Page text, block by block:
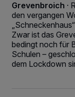
Grevenbroich ·
den vergangen
Zwar ist das
bedingt noch für
Schulen –
dem Lockdown